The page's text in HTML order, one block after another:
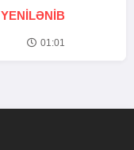
YENİLƏNİB
01:01